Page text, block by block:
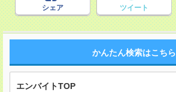
シェア ツイート
かんたん検索はこちら
エンバイトTOP